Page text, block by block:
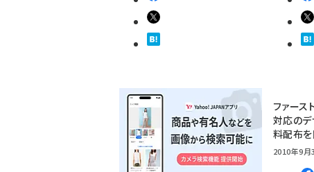
ファース
対応のデ
料配布
2010年9月